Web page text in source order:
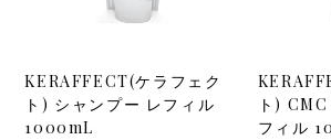
KERAFFECT(ケラフェク
ト) シャンプー レフィル
1000mL
ト)
フィル